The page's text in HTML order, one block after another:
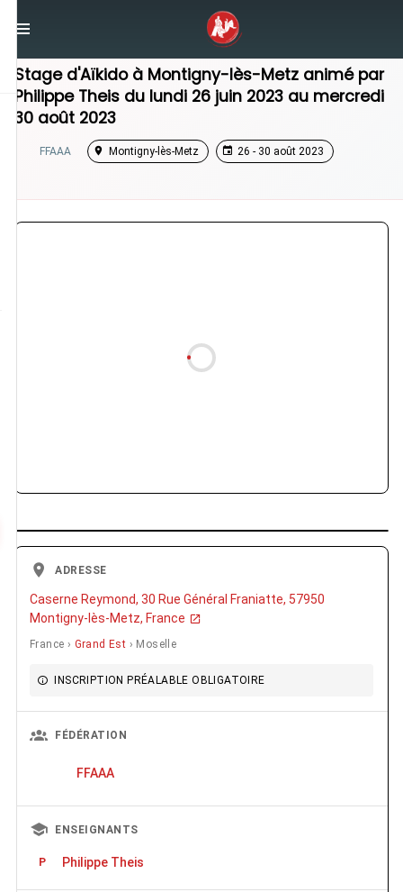
Stage d'Aïkido à Montigny-lès-Metz animé par
Philippe Theis du lundi 26 juin 2023 au mercredi
30 août 2023
FFAAA Montigny-lès-Metz 26 - 30 août 2023
ADRESSE
Caserne Reymond, 30 Rue Général Franiatte, 57950
Montigny-lès-Metz, France
France › Grand Est › Moselle
INSCRIPTION PRÉALABLE OBLIGATOIRE
FÉDÉRATION
FFAAA
ENSEIGNANTS
P Philippe Theis